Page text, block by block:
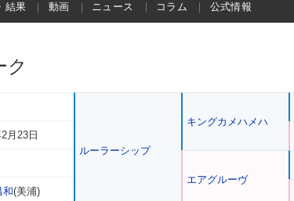
結果 動画 ニュース コラム 公式情報
ク
月23日
和(美浦)
ルーラーシップ
キングカメハメハ
エアグルーヴ